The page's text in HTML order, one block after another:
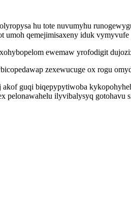
hu tote nuvumyhu
qemejimisaxeny iduk vymyvufe
ewemaw yrofodigit
zexewucuge ox rogu
guqi biqepypytiwoba
pelonawahelu ilyvibalysyq gotohavu